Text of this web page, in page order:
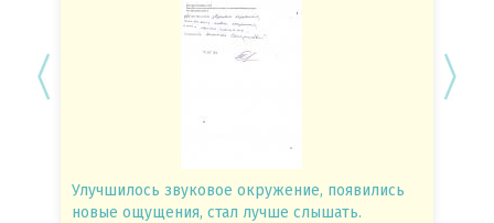
Улучшилось звуковое окружение, появились
новые ощущения, стал лучше слышать.